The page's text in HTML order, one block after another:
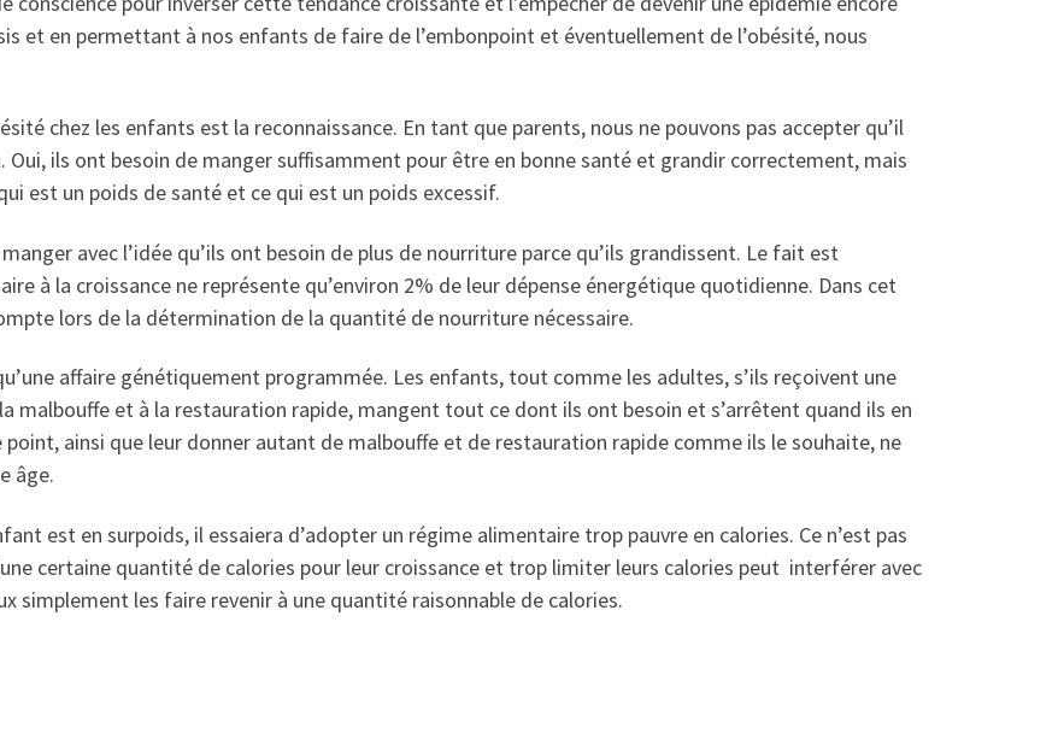
et en permettant à nos enfants de faire de l’embonpoint et éventuellement de l’obésité, nous
chez les enfants est la reconnaissance. En tant que parents, nous ne pouvons pas accepter qu’il
ils ont besoin de manger suffisamment pour être en bonne santé et grandir correctement, mais
est un poids de santé et ce qui est un poids excessif.
avec l’idée qu’ils ont besoin de plus de nourriture parce qu’ils grandissent. Le fait est
à la croissance ne représente qu’environ 2% de leur dépense énergétique quotidienne. Dans cet
lors de la détermination de la quantité de nourriture nécessaire.
affaire génétiquement programmée. Les enfants, tout comme les adultes, s’ils reçoivent une
malbouffe et à la restauration rapide, mangent tout ce dont ils ont besoin et s’arrêtent quand ils en
ainsi que leur donner autant de malbouffe et de restauration rapide comme ils le souhaite, ne
âge.
est en surpoids, il essaiera d’adopter un régime alimentaire trop pauvre en calories. Ce n’est pas
certaine quantité de calories pour leur croissance et trop limiter leurs calories peut interférer avec
simplement les faire revenir à une quantité raisonnable de calories.